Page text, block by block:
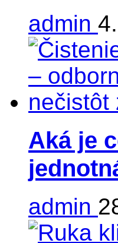
admin
Aká je
admin